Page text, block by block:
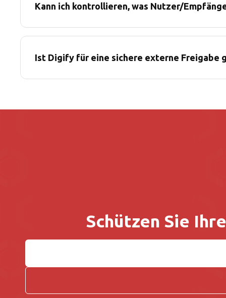
Kann ich kontrollieren, was Nutzer/
Ist Digify für eine sichere externe Freigabe
Schützen Sie